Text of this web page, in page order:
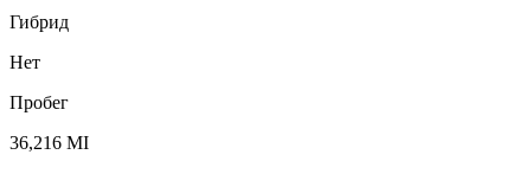
Гибрид
Нет
Пробег
36,216 MI